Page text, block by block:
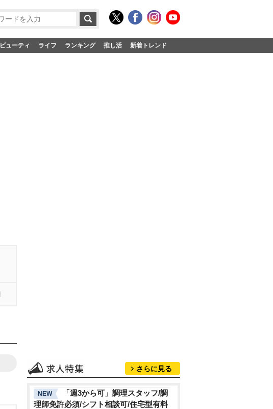
ビューティ ライフ ランキング 推し活 新着トレンド
さらに見る
NEW
「週3から可」調理スタッフ/調
理師免許必須/シフト相談可/住宅型有料